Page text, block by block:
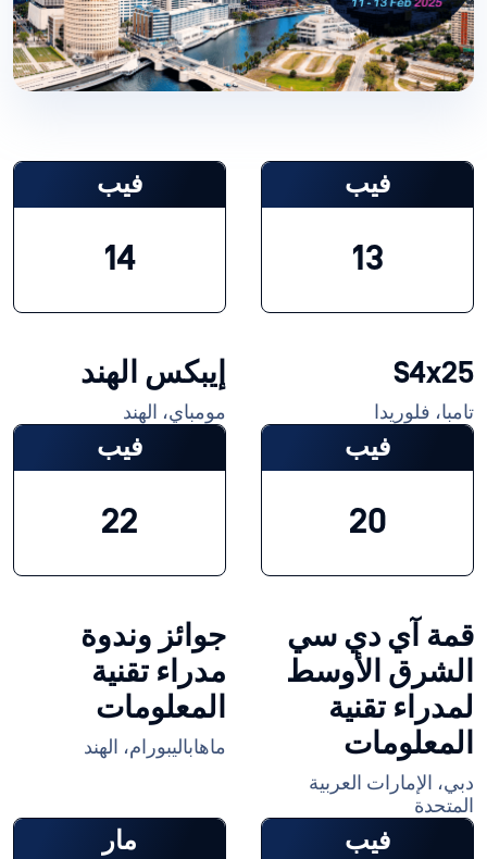
فيب
13
S4x25
تامبا، فلوريدا
فيب
14
إيبكس الهند
مومباي، الهند
فيب
20
قمة آي دي سي
الشرق الأوسط
لمدراء تقنية
المعلومات
دبي، الإمارات العربية
المتحدة
فيب
22
جوائز وندوة
مدراء تقنية
المعلومات
ماهاباليبورام، الهند
فيب مار